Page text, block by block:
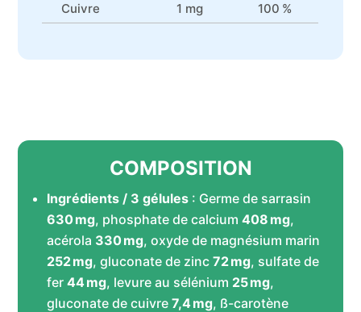
Cuivre
1 mg 100 %
COMPOSITION
Ingrédients / 3 gélules : Germe de sarrasin
630 mg, phosphate de calcium408 mg,
acérola 330 mg, oxyde de magnésium marin
252 mg, gluconate de zinc72 mg, sulfate de
fer44 mg, levure au sélénium 25 mg,
gluconate de cuivre7,4 mg, ß-carotène